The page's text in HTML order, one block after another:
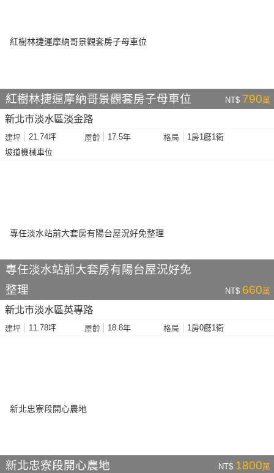
紅樹林捷運摩納哥景觀套房子母車位 NT$ 790萬
新北市淡水區淡金路
建坪 21.74坪 屋齡 17.5年 格局
1房1廳1衛
坡道機械車位
專任淡水站前大套房有陽台屋況好免
整理
NT$ 660萬
新北市淡水區英專路
建坪 11.78坪 屋齡 18.8年 格局 1房0廳1衛
新北忠寮段開心農地 NT$ 1800萬